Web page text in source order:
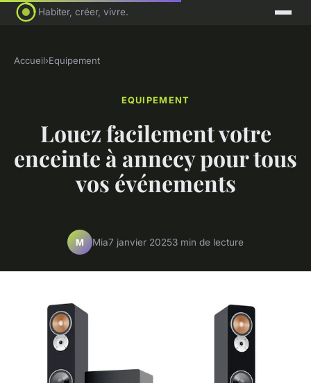
Habiter, créer, vivre.
Accueil›Equipement
EQUIPEMENT
Louez facilement votre
enceinte à annecy pour tous
vos événements
M Mia7 janvier 20253 min de lecture